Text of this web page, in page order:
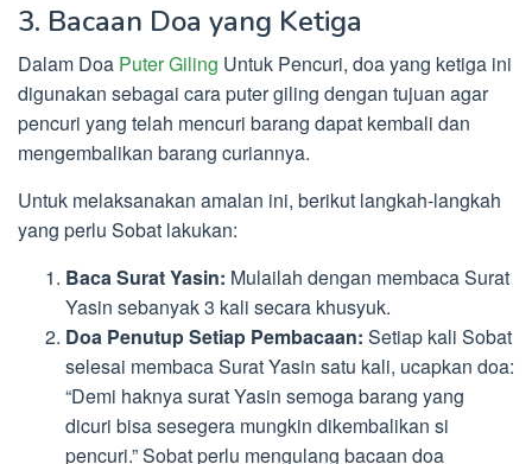
3. Bacaan Doa yang Ketiga
Dalam Doa Puter Giling Untuk Pencuri, doa yang ketiga ini
digunakan sebagai cara puter giling dengan tujuan agar
pencuri yang telah mencuri barang dapat kembali dan
mengembalikan barang curiannya.
Untuk melaksanakan amalan ini, berikut langkah-langkah
yang perlu Sobat lakukan:
Baca Surat Yasin: Mulailah dengan membaca Surat
Yasin sebanyak 3 kali secara khusyuk.
Doa Penutup Setiap Pembacaan: Setiap kali Sobat
selesai membaca Surat Yasin satu kali, ucapkan doa:
“Demi haknya surat Yasin semoga barang yang
dicuri bisa sesegera mungkin dikembalikan si
pencuri.” Sobat perlu mengulang bacaan doa